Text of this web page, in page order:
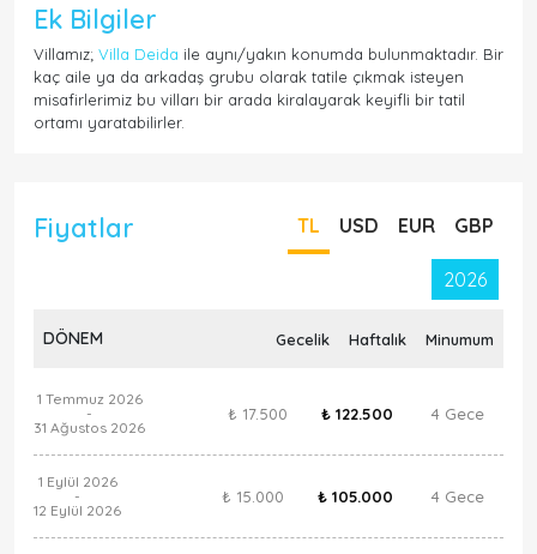
Ek Bilgiler
Villamız; Villa Deida ile aynı/yakın konumda bulunmaktadır. Bir
kaç aile ya da arkadaş grubu olarak tatile çıkmak isteyen
misafirlerimiz bu vilları bir arada kiralayarak keyifli bir tatil
ortamı yaratabilirler.
Fiyatlar TL USD EUR GBP
2026
DÖNEM Gecelik Haftalık Minumum
1 Temmuz 2026
-
31 Ağustos 2026
₺ 17.500 ₺ 122.500 4 Gece
1 Eylül 2026
-
12 Eylül 2026
₺ 15.000 ₺ 105.000 4 Gece